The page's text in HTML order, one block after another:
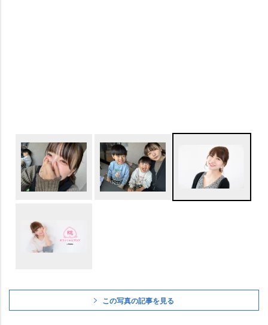
この写真の記事を見る